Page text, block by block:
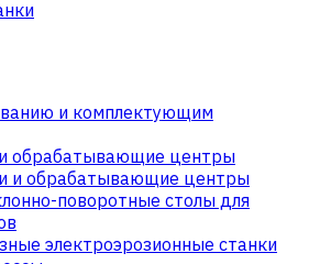
и комплектующим
обрабатывающие центры
и обрабатывающие центры
поворотные столы для
электроэрозионные станки